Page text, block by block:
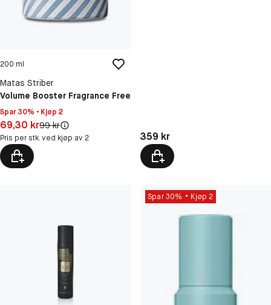
200 ml
Matas Striber
Volume Booster Fragrance Free
Spar 30% • Kjøp 2
Pris: 69,30 kr
69,30 krOriginal pris:
99 kr
Pris per stk. ved kjøp av 2 Pris: 359 kr
359 kr
Spar 30% Kjøp 2